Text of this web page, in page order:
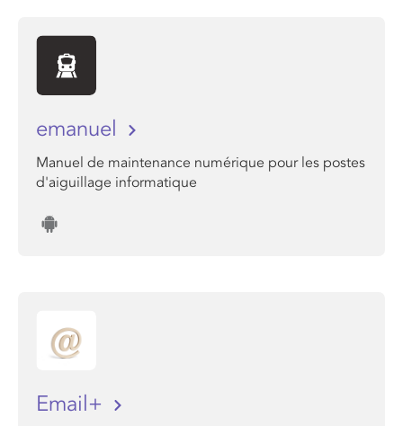
emanuel
Manuel de maintenance numérique pour les postes
d'aiguillage informatique
Email+